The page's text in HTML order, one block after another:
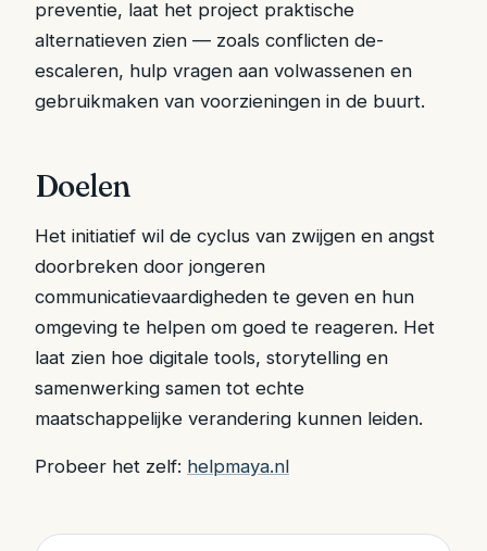
preventie, laat het project praktische
alternatieven zien — zoals conflicten de-
escaleren, hulp vragen aan volwassenen en
gebruikmaken van voorzieningen in de buurt.
Doelen
Het initiatief wil de cyclus van zwijgen en angst
doorbreken door jongeren
communicatievaardigheden te geven en hun
omgeving te helpen om goed te reageren. Het
laat zien hoe digitale tools, storytelling en
samenwerking samen tot echte
maatschappelijke verandering kunnen leiden.
Probeer het zelf: helpmaya.nl